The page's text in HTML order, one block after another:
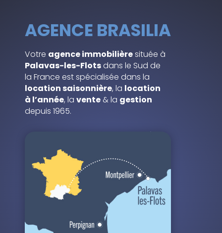
AGENCE BRASILIA
Votre agence immobilièresituée à
Palavas-les-Flotsdans le Sud de
la France est spécialisée dans la
location saisonnière, la location
à l’année, la vente & la gestion
depuis 1965.